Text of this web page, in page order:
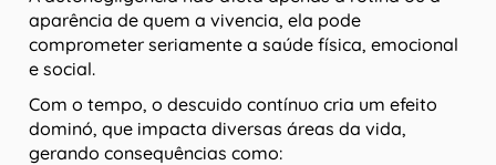
aparência de quem a vivencia, ela pode
comprometer seriamente a saúde física, emocional
e social.
Com o tempo, o descuido contínuo cria um efeito
dominó, que impacta diversas áreas da vida,
gerando consequências como: